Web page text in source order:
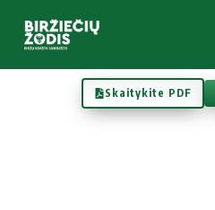
Skaitykite PDF